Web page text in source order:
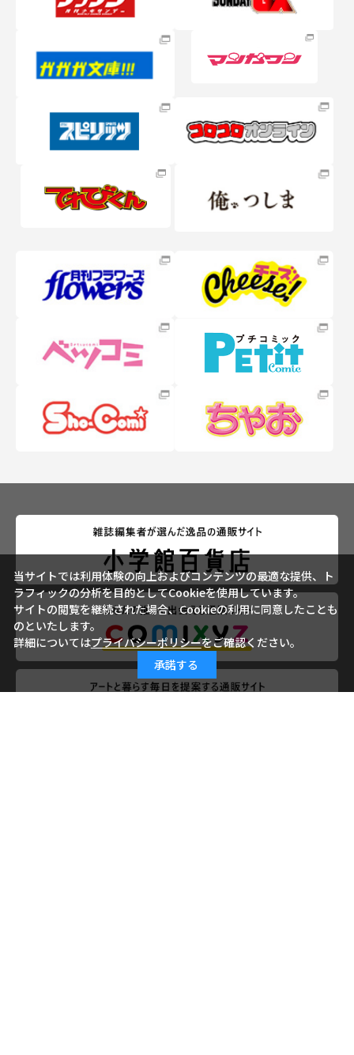
当サイトでは利用体験の向上およびコンテンツの最適な提供、ト
ラフィックの分析を目的としてCookieを使用しています。
サイトの閲覧を継続された場合、Cookieの利用に同意したことも
のといたします。
詳細についてはプライバシーポリシーをご確認ください。
承諾する